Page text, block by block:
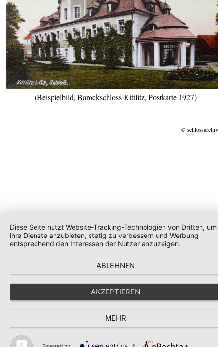
(Beispielbild, Barockschloss Kittlitz, Postkarte 1927)
©
Diese Seite nutzt Website-Tracking-Technologien von Dritten, um
ihre Dienste anzubieten, stetig zu verbessern und Werbung
entsprechend den Interessen der Nutzer anzuzeigen.
ABLEHNEN
AKZEPTIEREN
MEHR
Powered by &